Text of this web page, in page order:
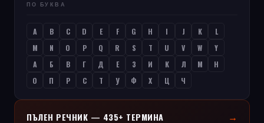
ПО БУКВА
A B C D E F G H I J K
L
M
N O P Q R S T U V W
Y
А
Б В Г Д Е З И К Л М
Н
О
П Р С Т У Ф Х Ц Ч
ПЪЛЕН РЕЧНИК — 435+ ТЕРМИНА →